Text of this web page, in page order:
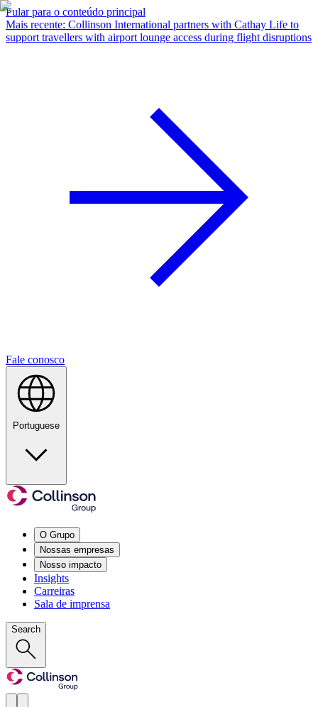
Pular para o conteúdo principal
Mais recente: Collinson International partners with Cathay Life to
support travellers with airport lounge access during flight disruptions
Fale conosco
Portuguese
O Grupo
Nossas empresas
Nosso impacto
Insights
Carreiras
Sala de imprensa
Search